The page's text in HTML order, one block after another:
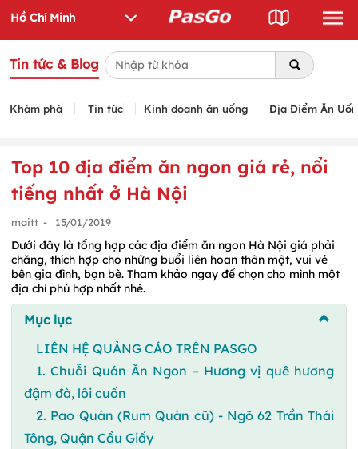
Tin tức & Blog
Khám phá Tin tức Kinh doanh ăn uống Địa Điểm Ăn
Top 10 địa điểm ăn ngon giá rẻ, nổi
tiếng nhất ở Hà Nội
maitt - 15/01/2019
Dưới đây là tổng hợp các địa điểm ăn ngon Hà Nội giá phải
chăng, thích hợp cho những buổi liên hoan thân mật, vui vẻ
bên gia đình, bạn bè. Tham khảo ngay để chọn cho mình một
địa chỉ phù hợp nhất nhé.
Mục lục
LIÊN HỆ QUẢNG CÁO TRÊN PASGO
1. Chuỗi Quán Ăn Ngon – Hương vị quê hương
đậm đà, lôi cuốn
2. Pao Quán (Rum Quán cũ) - Ngõ 62 Trần Thái
Tông, Quận Cầu Giấy